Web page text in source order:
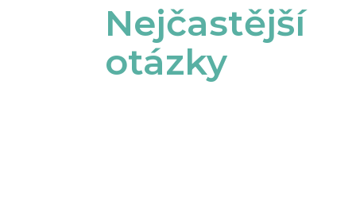
Nejčastější
otázky